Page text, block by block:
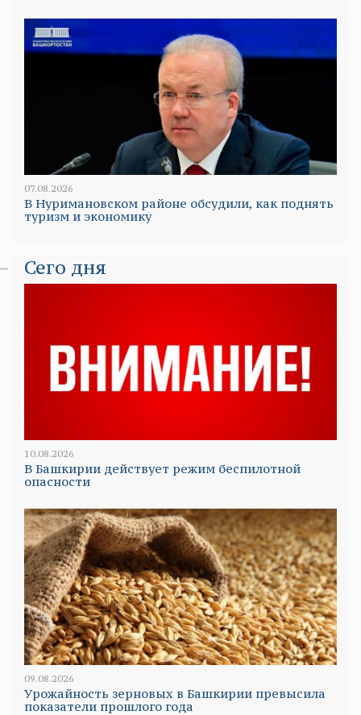
07.08.2026
В Нуримановском районе обсудили, как поднять
туризм и экономику
Сего дня
10.08.2026
В Башкирии действует режим беспилотной
опасности
09.08.2026
Урожайность зерновых в Башкирии превысила
показатели прошлого года